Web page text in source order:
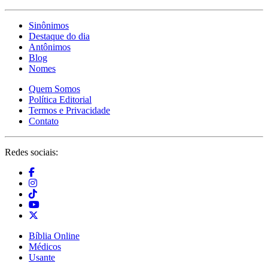
Sinônimos
Destaque do dia
Antônimos
Blog
Nomes
Quem Somos
Política Editorial
Termos e Privacidade
Contato
Redes sociais:
Bíblia Online
Médicos
Usante